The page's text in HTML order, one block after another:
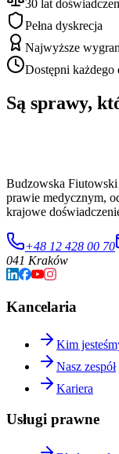
30 lat
Pełna dyskrecja
Najwyższe
Dostępni każdego
Są sprawy,
Budzowska
prawie medycznym,
krajowe
+48 12 428 00 70
041 Kraków
Kancelaria
Kim
Nasz zespół
Kariera
Usługi prawne